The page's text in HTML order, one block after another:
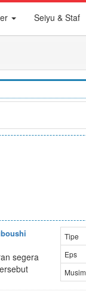
Seiyu & Staf
segera
Tipe
Eps
Musim